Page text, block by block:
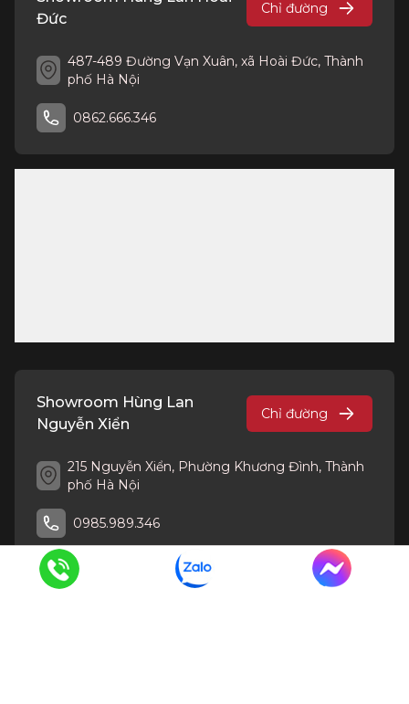
Đức
Chỉ đường
487-489 Đường Vạn Xuân, xã Hoài Đức, Thành
phố Hà Nội
0862.666.346
Showroom Hùng Lan
Nguyễn Xiển
Chỉ đường
215 Nguyễn Xiển, Phường Khương Đình, Thành
phố Hà Nội
0985.989.346